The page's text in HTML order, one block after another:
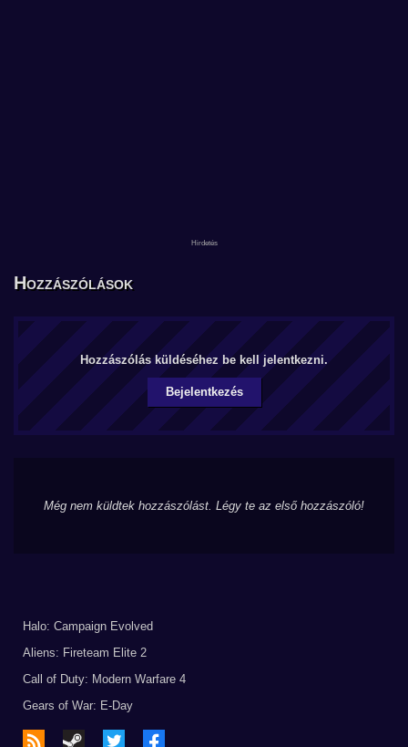
Hozzászólások
Hozzászólás küldéséhez be kell jelentkezni.
Bejelentkezés
Még nem küldtek hozzászólást. Légy te az első hozzászóló!
Halo: Campaign Evolved
Aliens: Fireteam Elite 2
Call of Duty: Modern Warfare 4
Gears of War: E-Day